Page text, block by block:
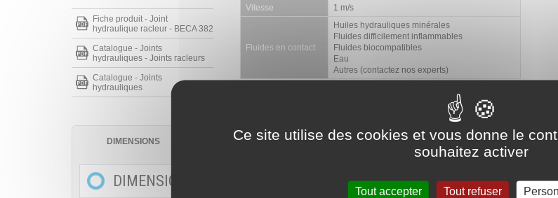
Vitesse
1 m/s
Fluides en contact
Huiles hydrauliques minérales
Fluides difficilement inflammables
Fluides biocompatibles
Eau
Autres (contactez nos experts)
Fiche produit - Joint
hydraulique racleur - BECA 382
Catalogue - Joints
hydrauliques - Joints racleurs
Catalogue - Joints
hydrauliques
DIMENSIONS MATÉRIAUX DONNÉES TECHNIQUES
DIMENSIONS Schéma d'implantation
Ce site utilise des cookies et vous donne le
souhaitez activer
Tout accepter Tout refuser